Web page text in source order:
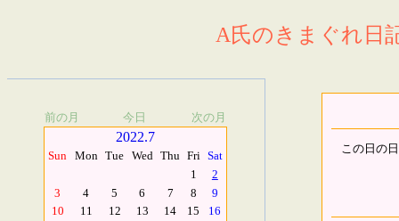
A氏のきまぐれ日
前の月 今日 次の月
2022.7
Sun Mon Tue Wed Thu Fri Sat
1
2
3
4 5 6 7 8
9
10
11 12 13 14 15
16
この日の